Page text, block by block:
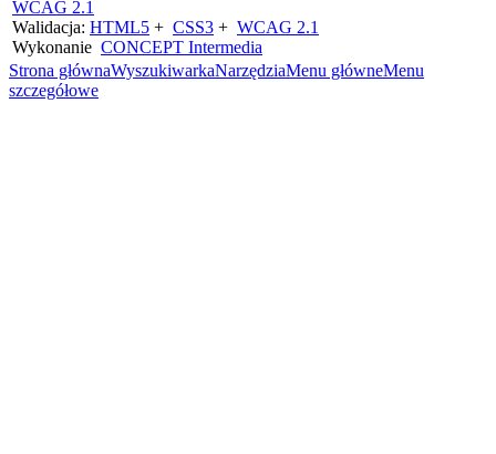
WCAG 2.1
Walidacja: HTML5 + CSS3 + WCAG 2.1
Wykonanie CONCEPT Intermedia
Strona głównaWyszukiwarkaNarzędziaMenu główneMenu
szczegółowe